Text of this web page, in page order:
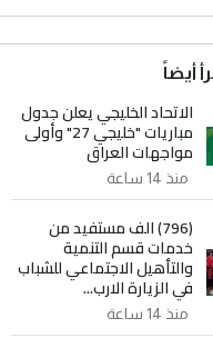
أيضاً
الاتحاد الخليجي يعلن جدول
مباريات "خليجي 27" وأولى
مواجهات العراق
منذ 14 ساعة
(796) الف مستفيد من
خدمات قسم التنمية
والتأهيل الاجتماعي للشباب
في الزيارة الارب...
منذ 14 ساعة